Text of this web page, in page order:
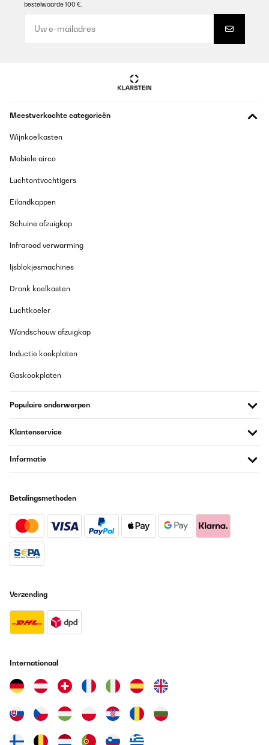
bestelwaarde 100 €.
Meestverkochte categorieën
Wijnkoelkasten
Mobiele airco
Luchtontvochtigers
Eilandkappen
Schuine afzuigkap
Infrarood verwarming
Ijsblokjesmachines
Drank koelkasten
Luchtkoeler
Wandschouw afzuigkap
Inductie kookplaten
Gaskookplaten
Populaire onderwerpen
Klantenservice
Informatie
Betalingsmethoden
Verzending
Internationaal